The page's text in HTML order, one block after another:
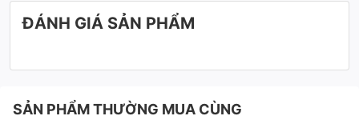
ĐÁNH GIÁ SẢN PHẨM
SẢN PHẨM THƯỜNG MUA CÙNG